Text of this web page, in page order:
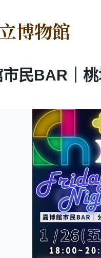
博物館
市民BAR｜